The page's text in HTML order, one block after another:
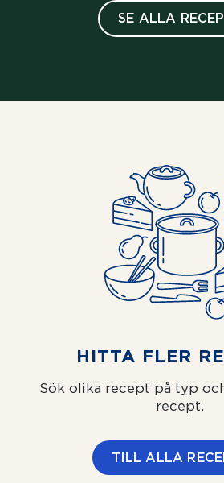
SE ALLA
HITTA FLER
Sök olika recept på typ
recept.
TILL ALLA